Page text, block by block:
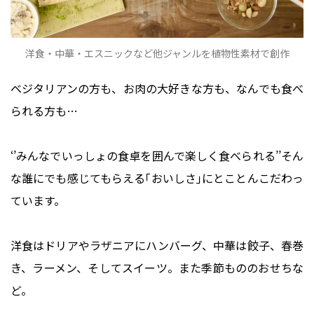
洋食・中華・エスニックなど他ジャンルを植物性素材で創作
ベジタリアンの方も、お肉の大好きな方も、なんでも食べ
られる方も…
‘’みんなでいっしょの食卓を囲んで楽しく食べられる’’そん
な誰にでも感じてもらえる｢おいしさ｣にとことんこだわっ
ています。
洋食はドリアやラザニアにハンバーグ、中華は餃子、春巻
き、ラーメン、そしてスイーツ。また季節もののおせちな
ど。